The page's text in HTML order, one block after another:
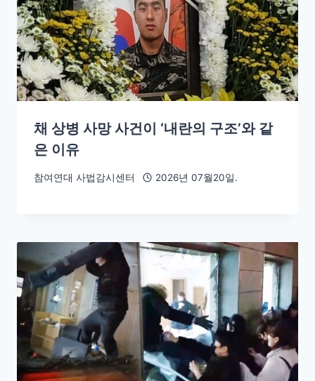
채 상병 사망 사건이 ‘내란의 구조’와 같
은 이유
참여연대 사법감시센터 2026년 07월20일.